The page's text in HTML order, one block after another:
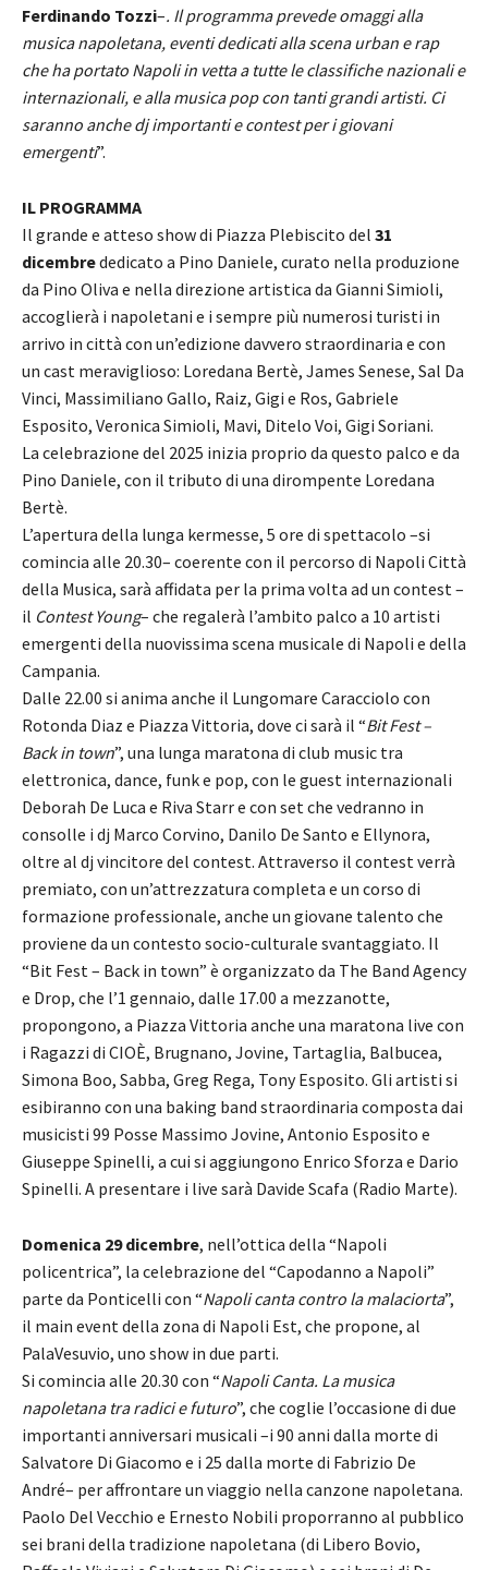
Ferdinando Tozzi–. Il programma prevede omaggi alla
musica napoletana, eventi dedicati alla scena urban e rap
che ha portato Napoli in vetta a tutte le classifiche nazionali e
internazionali, e alla musica pop con tanti grandi artisti. Ci
saranno anche dj importanti e contest per i giovani
emergenti”.
IL PROGRAMMA
Il grande e atteso show di Piazza Plebiscito del 31
dicembrededicato a Pino Daniele, curato nella produzione
da Pino Oliva e nella direzione artistica da Gianni Simioli,
accoglierà i napoletani e i sempre più numerosi turisti in
arrivo in città con un’edizione davvero straordinaria e con
un cast meraviglioso: Loredana Bertè, James Senese, Sal Da
Vinci, Massimiliano Gallo, Raiz, Gigi e Ros, Gabriele
Esposito, Veronica Simioli, Mavi, Ditelo Voi, Gigi Soriani.
La celebrazione del 2025 inizia proprio da questo palco e da
Pino Daniele, con il tributo di una dirompente Loredana
Bertè.
L’apertura della lunga kermesse, 5 ore di spettacolo –si
comincia alle 20.30– coerente con il percorso di Napoli Città
della Musica, sarà affidata per la prima volta ad un contest –
il Contest Young– che regalerà l’ambito palco a 10 artisti
emergenti della nuovissima scena musicale di Napoli e della
Campania.
Dalle 22.00 si anima anche il Lungomare Caracciolo con
Rotonda Diaz e Piazza Vittoria, dove ci sarà il “Bit Fest –
Back in town”, una lunga maratona di club music tra
elettronica, dance, funk e pop, con le guest internazionali
Deborah De Luca e Riva Starr e con set che vedranno in
consolle i dj Marco Corvino, Danilo De Santo e Ellynora,
oltre al dj vincitore del contest. Attraverso il contest verrà
premiato, con un’attrezzatura completa e un corso di
formazione professionale, anche un giovane talento che
proviene da un contesto socio-culturale svantaggiato. Il
“Bit Fest – Back in town” è organizzato da The Band Agency
e Drop, che l’1 gennaio, dalle 17.00 a mezzanotte,
propongono, a Piazza Vittoria anche una maratona live con
i Ragazzi di CIOÈ, Brugnano, Jovine, Tartaglia, Balbucea,
Simona Boo, Sabba, Greg Rega, Tony Esposito. Gli artisti si
esibiranno con una baking band straordinaria composta dai
musicisti 99 Posse Massimo Jovine, Antonio Esposito e
Giuseppe Spinelli, a cui si aggiungono Enrico Sforza e Dario
Spinelli. A presentare i live sarà Davide Scafa (Radio Marte).
Domenica 29 dicembre, nell’ottica della “Napoli
policentrica”, la celebrazione del “Capodanno a Napoli”
parte da Ponticelli con “Napoli canta contro la malaciorta”,
il main event della zona di Napoli Est, che propone, al
PalaVesuvio, uno show in due parti.
Si comincia alle 20.30 con “Napoli Canta. La musica
napoletana tra radici e futuro”, che coglie l’occasione di due
importanti anniversari musicali –i 90 anni dalla morte di
Salvatore Di Giacomo e i 25 dalla morte di Fabrizio De
André– per affrontare un viaggio nella canzone napoletana.
Paolo Del Vecchio e Ernesto Nobili proporranno al pubblico
sei brani della tradizione napoletana (di Libero Bovio,